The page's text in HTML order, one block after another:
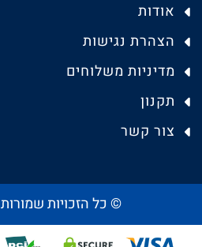
אודות
הצהרת נגישות
מדיניות משלוחים
תקנון
צור קשר
© כל הזכויות שמורות danlar.co.il